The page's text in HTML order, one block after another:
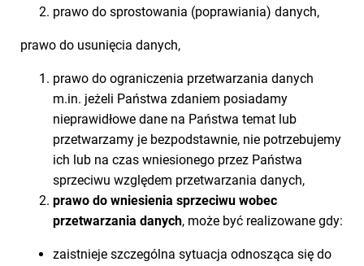
prawo do sprostowania (poprawiania) danych,
prawo do usunięcia danych,
prawo do ograniczenia przetwarzania danych
m.in. jeżeli Państwa zdaniem posiadamy
nieprawidłowe dane na Państwa temat lub
przetwarzamy je bezpodstawnie, nie potrzebujemy
ich lub na czas wniesionego przez Państwa
sprzeciwu względem przetwarzania danych,
prawo do wniesienia sprzeciwu wobec
przetwarzania danych, może być realizowane gdy:
zaistnieje szczególna sytuacja odnosząca się do